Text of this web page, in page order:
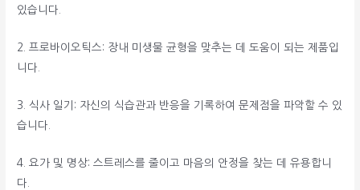
있습니다.
2. 프로바이오틱스: 장내 미생물 균형을 맞추는 데 도움이 되는 제품입
니다.
3. 식사 일기: 자신의 식습관과 반응을 기록하여 문제점을 파악할 수 있
습니다.
4. 요가 및 명상: 스트레스를 줄이고 마음의 안정을 찾는 데 유용합니
다.